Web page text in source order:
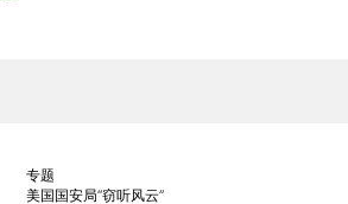
专题
美国国安局“窃听风云”